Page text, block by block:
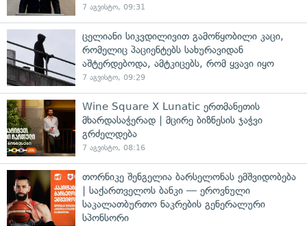
7 აგვისტო, 09:31
ცელიანი სიკვდილივით გამოწყობილი კაცი,
რომელიც პაციენტებს სახურავიდან
აშტერდებოდა, ამტკიცებს, რომ ყვავი იყო
7 აგვისტო, 09:29
Wine Square X Lunatic ერთმანეთის
მხარდასაჭერად | მცირე ბიზნესის ჯაჭვი
გრძელდება
7 აგვისტო, 08:16
თორნიკე შენგელია ბარსელონას ემშვიდობება
| საქართველოს ბანკი — ეროვნული
საკალათბურთო ნაკრების გენერალური
სპონსორი